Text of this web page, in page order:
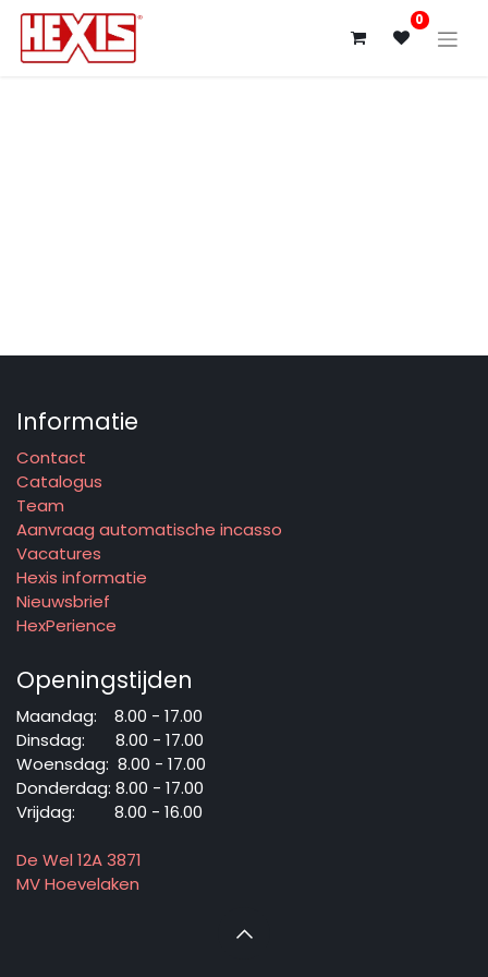
0
Informatie
Contact
Catalogus
Team
Aanvraag automatische incasso
Vacatures
Hexis informatie
Nieuwsbrief
HexPerience
Openingstijden
Maandag: ​8.00 - 17.00
Dinsdag: ​8.00 - 17.00
Woensdag: ​8.00 - 17.00
Donderdag: ​8.00 - 17.00
Vrijdag: ​ ​ 8.00 - 16.00
De Wel 12A 3871
MV Hoevelaken